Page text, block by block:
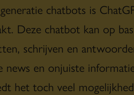
chatbots is
Deze chatbot kan op
schrijven en
news en onjuiste
het toch veel